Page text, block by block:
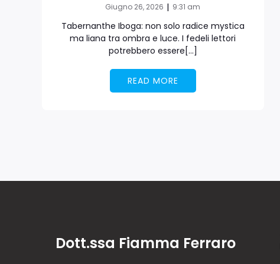
Giugno 26, 2026 | 9:31 am
Tabernanthe Iboga: non solo radice mystica
ma liana tra ombra e luce. I fedeli lettori
potrebbero essere[…]
READ MORE
Dott.ssa Fiamma Ferraro